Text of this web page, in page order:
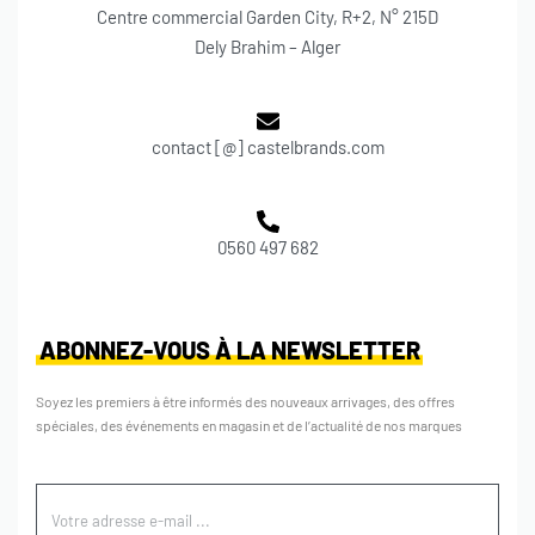
Centre commercial Garden City, R+2, N° 215D
Dely Brahim – Alger
contact [@] castelbrands.com
0560 497 682
ABONNEZ-VOUS À LA NEWSLETTER
Soyez les premiers à être informés des nouveaux arrivages, des offres
spéciales, des événements en magasin et de l’actualité de nos marques